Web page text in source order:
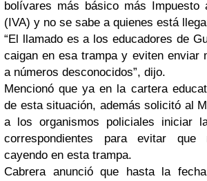
bolívares más básico más Impuesto
(IVA) y no se sabe a quienes está
“El llamado es a los educadores de
caigan en esa trampa y eviten enviar
a números desconocidos”, dijo.
Mencionó que ya en la cartera
de esta situación, además solicitó al
a los organismos policiales iniciar
correspondientes para evitar
cayendo en esta trampa.
Cabrera anunció que hasta la